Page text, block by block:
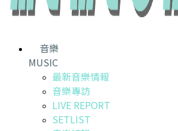
音樂
MUSIC
最新音樂情報
音樂專訪
LIVE REPORT
SETLIST